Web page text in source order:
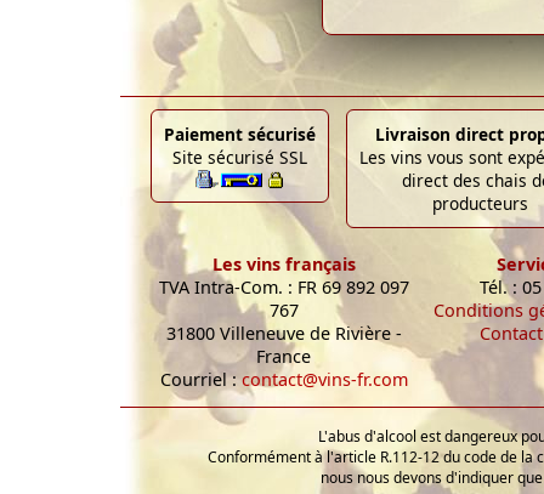
Paiement sécurisé
Site sécurisé SSL
Livraison direct
Les vins vous sont
direct des chais
producteurs
Les vins français
TVA Intra-Com. : FR 69 892 097
767
31800 Villeneuve de Rivière -
France
Courriel :contact@vins-fr.com
Tél. :
Conditions
Contact
L'abus d'alcool est dangereux
Conformément à l'article R.112-12 du code de la
nous nous devons d'indiquer